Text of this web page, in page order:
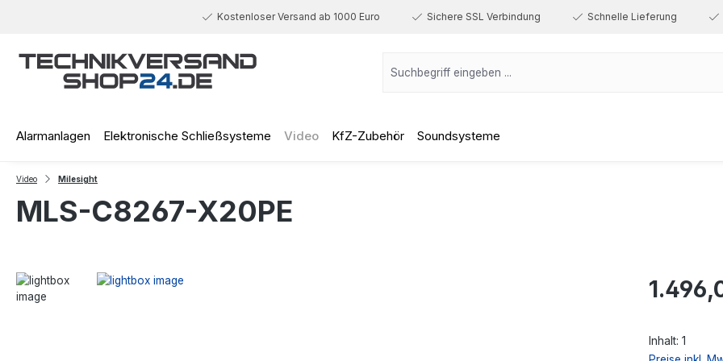
Kostenloser Versand ab 1000 Euro Sichere SSL Verbindung Schnelle Lieferung
Alarmanlagen Elektronische Schließsysteme Video KfZ-Zubehör Soundsysteme
Video Milesight
MLS-C8267-X20PE
Regulärer
Inhalt: 1